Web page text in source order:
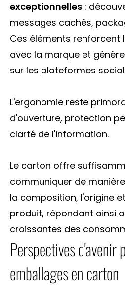
exceptionnelles :
messages cachés,
Ces éléments renforcent
avec la marque et
sur les plateformes
L'ergonomie reste
d'ouverture, protection
clarté de l'information.
Le carton offre
communiquer de
la composition, l'origine
produit, répondant ainsi
croissantes des
Perspectives d'avenir
emballages en carton